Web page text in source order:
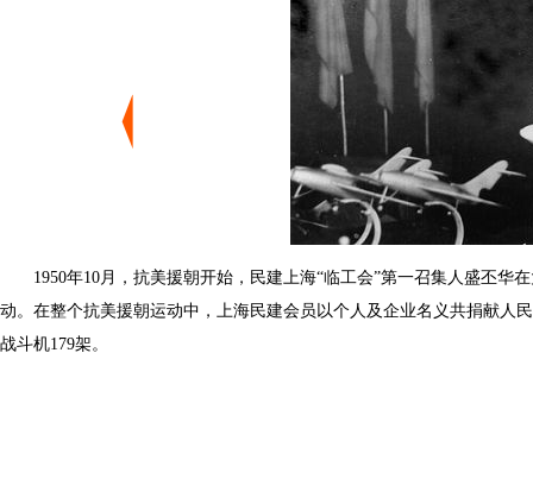
1950年10月，抗美援朝开始，民建上海“临工会”第一召集人盛丕华
动。在整个抗美援朝运动中，上海民建会员以个人及企业名义共捐献人
战斗机179架。